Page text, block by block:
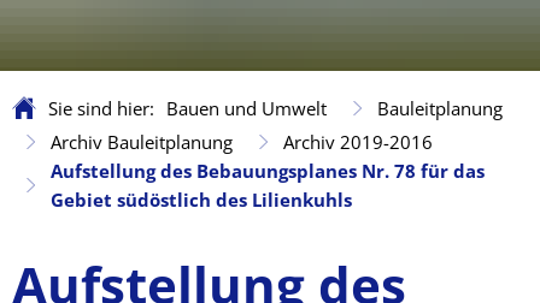
Sie sind hier: Bauen und Umwelt
Bauleitplanung
Archiv Bauleitplanung
Archiv 2019-2016
Aufstellung des Bebauungsplanes Nr. 78 für das
Gebiet südöstlich des Lilienkuhls
Aufstellung des